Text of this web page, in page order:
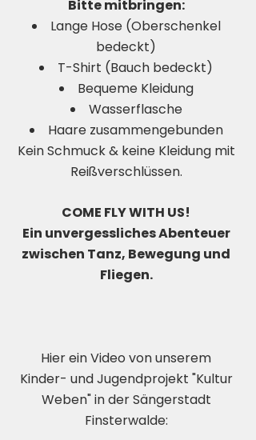
Bitte mitbringen:
Lange Hose (Oberschenkel
bedeckt)
T-Shirt (Bauch bedeckt)
Bequeme Kleidung
Wasserflasche
Haare zusammengebunden
Kein Schmuck & keine Kleidung mit
Reißverschlüssen.
COME FLY WITH US!
Ein unvergessliches Abenteuer
zwischen Tanz, Bewegung und
Fliegen.
Hier ein Video von unserem
Kinder- und Jugendprojekt "Kultur
Weben" in der Sängerstadt
Finsterwalde: